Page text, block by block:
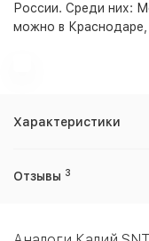
России. Среди них:
можно в
Характеристики
Отзывы 3